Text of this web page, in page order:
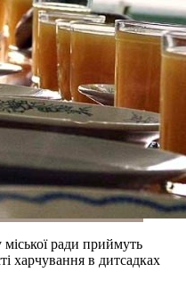
ради приймуть
харчування в дитсадках